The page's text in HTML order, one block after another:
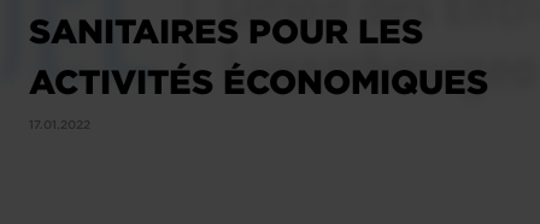
SANITAIRES POUR LES
ACTIVITÉS ÉCONOMIQUES
17.01.2022